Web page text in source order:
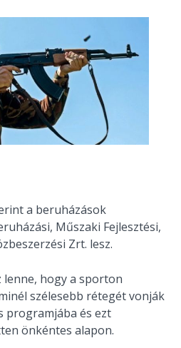
a beruházások
Műszaki Fejlesztési,
Zrt. lesz.
lenne, hogy a sporton
szélesebb rétegét vonják
programjába és ezt
önkéntes alapon.